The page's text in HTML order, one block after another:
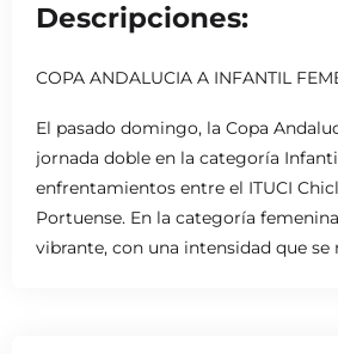
Descripciones:
COPA ANDALUCIA A INFANTIL
El pasado domingo, la Copa
jornada doble en la categoría
enfrentamientos entre el ITUCI
Portuense. En la categoría
vibrante, con una intensidad que